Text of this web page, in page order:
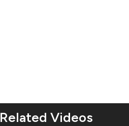
Related Videos